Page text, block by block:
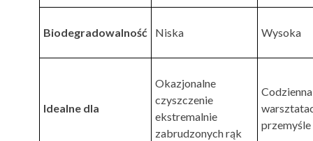
Biodegradowalność Niska Wysoka
Idealne dla
Okazjonalne
czyszczenie
ekstremalnie
zabrudzonych rąk
przemyśle